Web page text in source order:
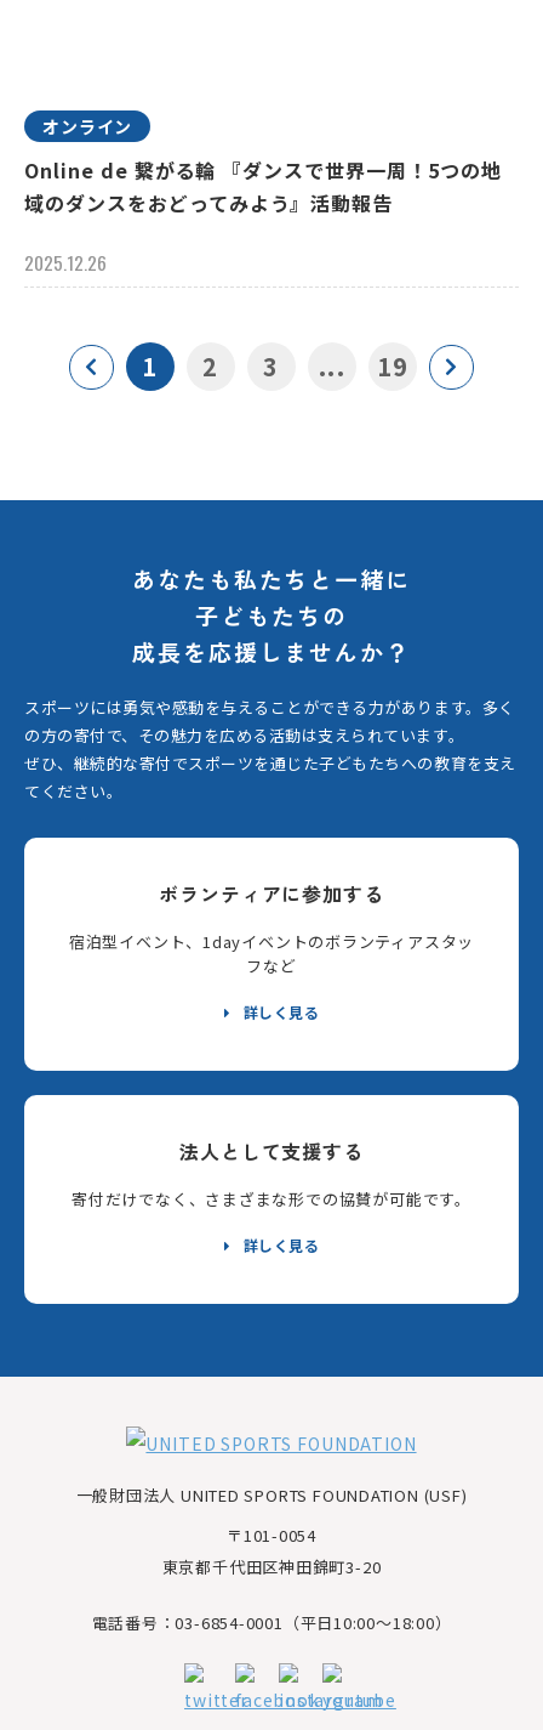
オンライン
Online de 繋がる輪 『ダンスで世界一周！5つの地
域のダンスをおどってみよう』活動報告
2025.12.26
1 2 3 ... 19
あなたも私たちと一緒に
子どもたちの
成長を応援しませんか？
スポーツには勇気や感動を与えることができる力があります。 多く
の方の寄付で、その魅力を広める活動は支えられています。
ぜひ、継続的な寄付でスポーツを通じた子どもたちへの教育を支え
てください。
ボランティアに参加する
宿泊型イベント、1dayイベントのボランティアスタッ
フなど
詳しく見る
法人として支援する
寄付だけでなく、さまざまな形での協賛が可能です。
詳しく見る
一般財団法人 UNITED SPORTS FOUNDATION (USF)
〒101-0054
東京都千代田区神田錦町3-20
電話番号：03-6854-0001（平日10:00～18:00）